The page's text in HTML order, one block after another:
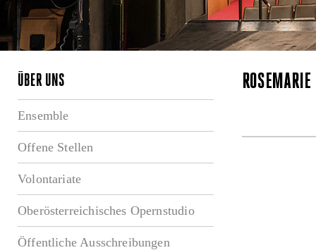
ÜBER UNS
Ensemble
Offene Stellen
Volontariate
Oberösterreichisches Opernstudio
Öffentliche Ausschreibungen